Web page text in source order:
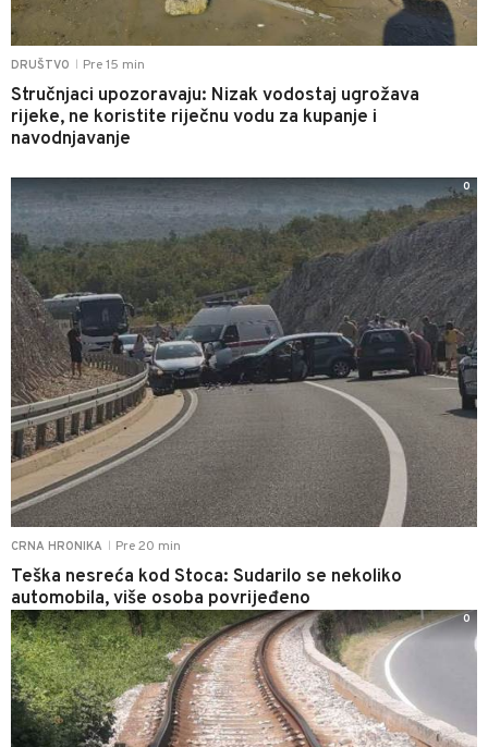
DRUŠTVO Pre 15 min
Stručnjaci upozoravaju: Nizak vodostaj ugrožava
rijeke, ne koristite riječnu vodu za kupanje i
navodnjavanje
CRNA HRONIKA Pre 20 min
Teška nesreća kod Stoca: Sudarilo se nekoliko
automobila, više osoba povrijeđeno
0
0